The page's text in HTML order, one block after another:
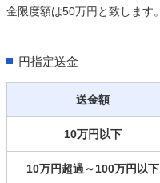
金限度額は50万円と致します。
円指定送金
送金額
10万円以下
10万円超過～100万円以下